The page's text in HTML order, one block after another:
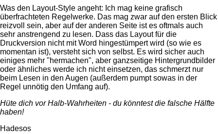
Was den Layout-Style angeht: Ich mag keine grafisch
überfrachteten Regelwerke. Das mag zwar auf den ersten Blick
reizvoll sein, aber auf der anderen Seite ist es oftmals auch
sehr anstrengend zu lesen. Dass das Layout für die
Druckversion nicht mit Word hingestümpert wird (so wie es
momentan ist), versteht sich von selbst. Es wird sicher auch
einiges mehr "hermachen", aber ganzseitige Hintergrundbilder
oder ähnliches werde ich nicht einsetzen, das schmerzt nur
beim Lesen in den Augen (außerdem pumpt sowas in der
Regel unnötig den Umfang auf).
Hüte dich vor Halb-Wahrheiten - du könntest die falsche Hälfte
haben!
Hadesos